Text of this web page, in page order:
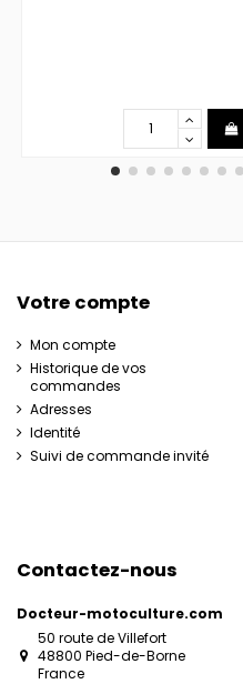
Votre compte
Mon compte
Historique de vos
commandes
Adresses
Identité
Suivi de commande invité
Contactez-nous
Docteur-motoculture.com
50 route de Villefort
48800 Pied-de-Borne
France